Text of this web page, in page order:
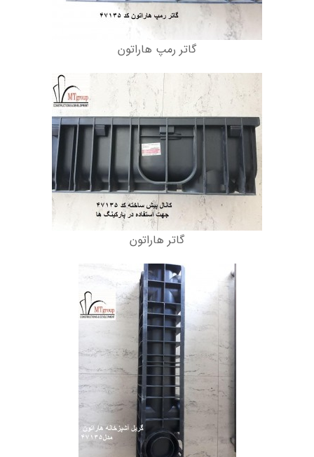
گاتر رمپ هاراتون
گاتر هاراتون